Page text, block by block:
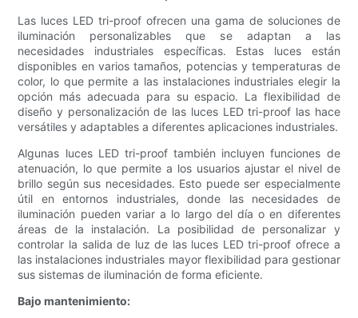
Las luces LED tri-proof ofrecen una gama de soluciones de
iluminación personalizables que se adaptan a las
necesidades industriales específicas. Estas luces están
disponibles en varios tamaños, potencias y temperaturas de
color, lo que permite a las instalaciones industriales elegir la
opción más adecuada para su espacio. La flexibilidad de
diseño y personalización de las luces LED tri-proof las hace
versátiles y adaptables a diferentes aplicaciones industriales.
Algunas luces LED tri-proof también incluyen funciones de
atenuación, lo que permite a los usuarios ajustar el nivel de
brillo según sus necesidades. Esto puede ser especialmente
útil en entornos industriales, donde las necesidades de
iluminación pueden variar a lo largo del día o en diferentes
áreas de la instalación. La posibilidad de personalizar y
controlar la salida de luz de las luces LED tri-proof ofrece a
las instalaciones industriales mayor flexibilidad para gestionar
sus sistemas de iluminación de forma eficiente.
Bajo mantenimiento: